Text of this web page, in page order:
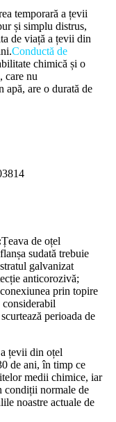
temporară a țevii
și simplu distrus,
de viață a țevii din
Conductă de
chimică și o
care nu
apă, are o durată de
Țeava de oțel
sudată trebuie
galvanizat
anticorozivă;
prin topire
perioada de
țevii din oțel
de ani, în timp ce
medii chimice, iar
condiții normale de
noastre actuale de